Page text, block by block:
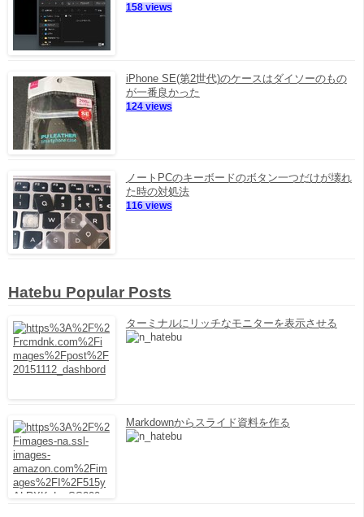
158 views
iPhone SE(第2世代)のケースはダイソーのもの
が一番良かった
124 views
ノートPCのキーボードのボタン一つだけが壊れ
た時の対処法
116 views
Hatebu Popular Posts
ターミナルにリッチなモニターを表示させる
Markdownからスライド資料を作る